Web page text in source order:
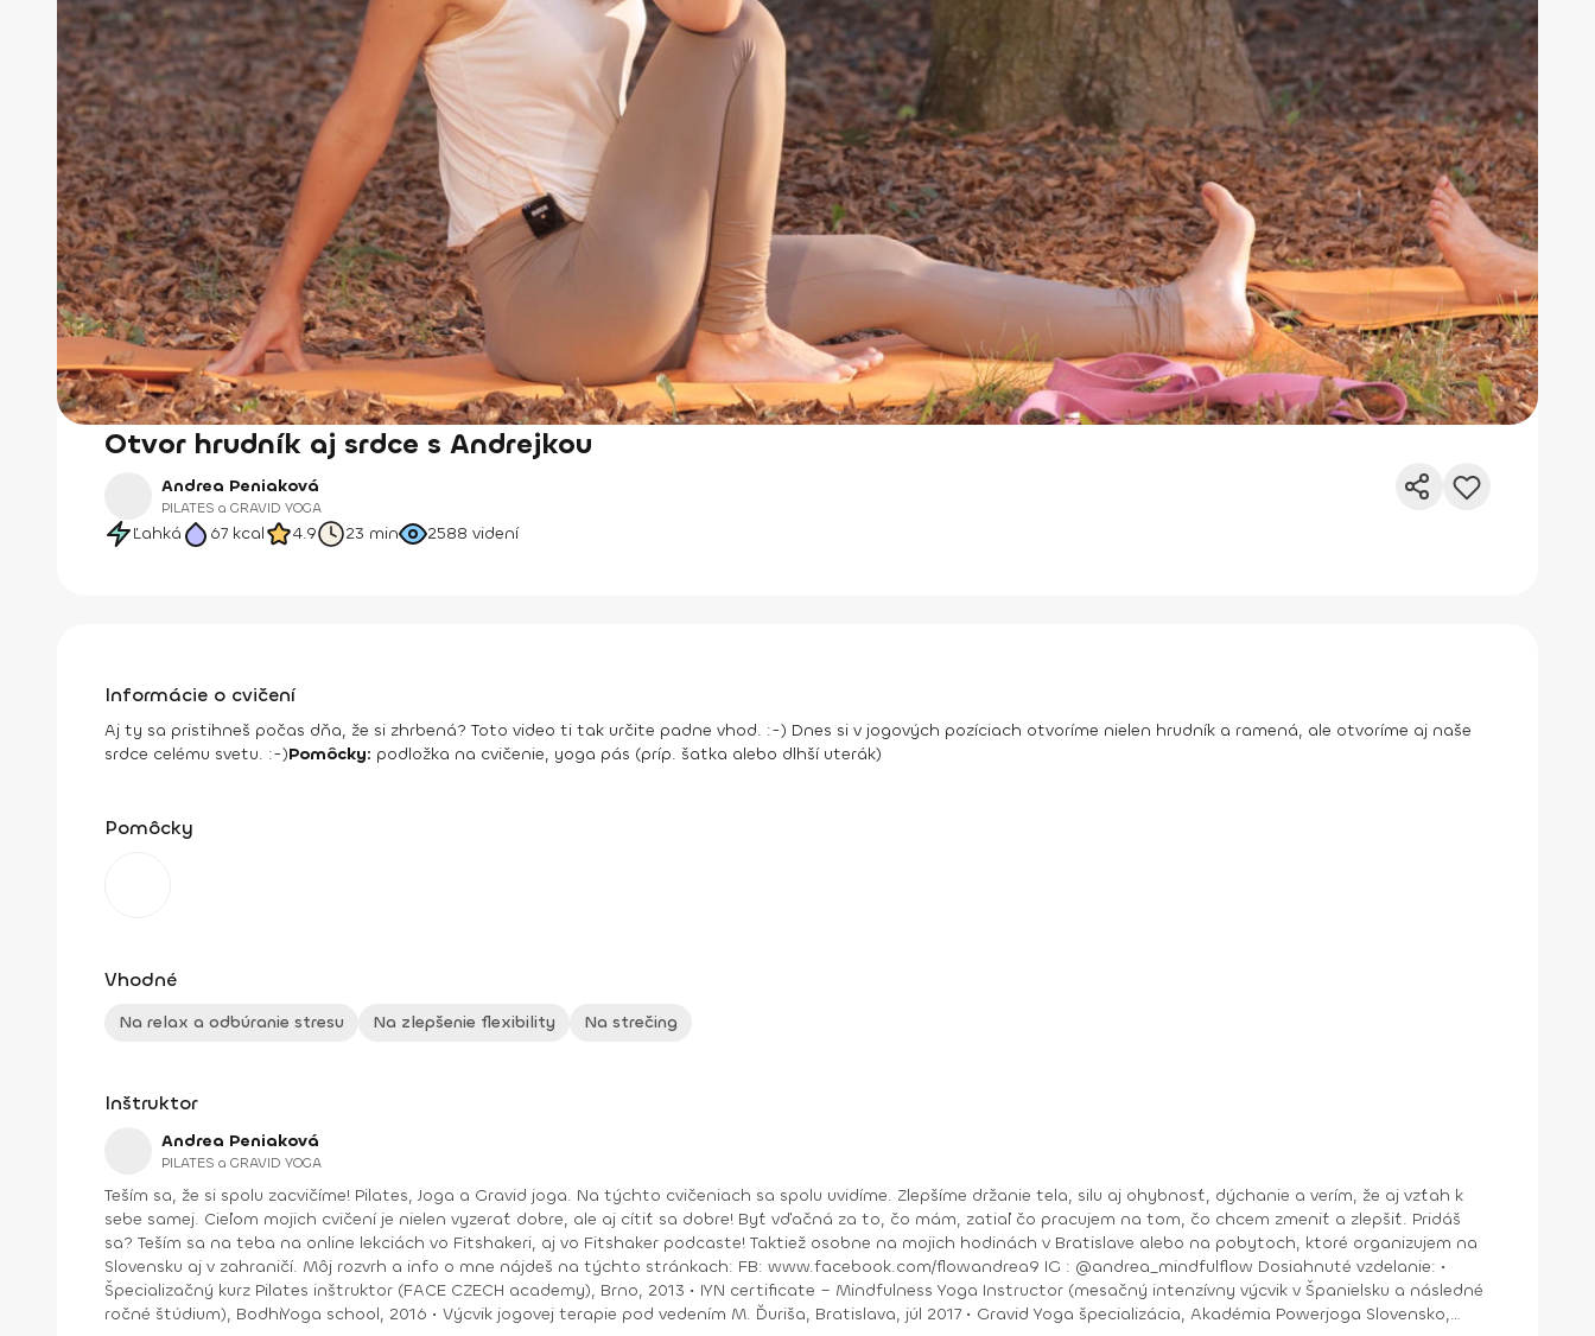
Otvor hrudník aj srdce s Andrejkou
Andrea Peniaková
PILATES a GRAVID YOGA
Ľahká 67 kcal 4.9 23 min 2588 videní
Informácie o cvičení
Aj ty sa pristihneš počas dňa, že si zhrbená? Toto video ti tak určite padne vhod. :-) Dnes si v jogových pozíciach otvoríme nielen hrudník a ramená, ale otvoríme aj naše
srdce celému svetu. :-)Pomôcky: podložka na cvičenie, yoga pás (príp. šatka alebo dlhší uterák)
Pomôcky
Vhodné
Na relax a odbúranie stresu Na zlepšenie flexibility Na strečing
Inštruktor
Andrea Peniaková
PILATES a GRAVID YOGA
Teším sa, že si spolu zacvičíme! Pilates, Joga a Gravid joga. Na týchto cvičeniach sa spolu uvidíme. Zlepšíme držanie tela, silu aj ohybnosť, dýchanie a verím, že aj vzťah k
sebe samej. Cieľom mojich cvičení je nielen vyzerať dobre, ale aj cítiť sa dobre! Byť vďačná za to, čo mám, zatiaľ čo pracujem na tom, čo chcem zmeniť a zlepšiť. Pridáš
sa? Teším sa na teba na online lekciách vo Fitshakeri, aj vo Fitshaker podcaste! Taktiež osobne na mojich hodinách v Bratislave alebo na pobytoch, ktoré organizujem na
Slovensku aj v zahraničí. Môj rozvrh a info o mne nájdeš na týchto stránkach: FB: www.facebook.com/flowandrea9 IG : @andrea_mindfulflow Dosiahnuté vzdelanie: •
Špecializačný kurz Pilates inštruktor (FACE CZECH academy), Brno, 2013 • IYN certificate – Mindfulness Yoga Instructor (mesačný intenzívny výcvik v Španielsku a následné
ročné štúdium), BodhiYoga school, 2016 • Výcvik jogovej terapie pod vedením M. Ďuriša, Bratislava, júl 2017 • Gravid Yoga špecializácia, Akadémia Powerjoga Slovensko,